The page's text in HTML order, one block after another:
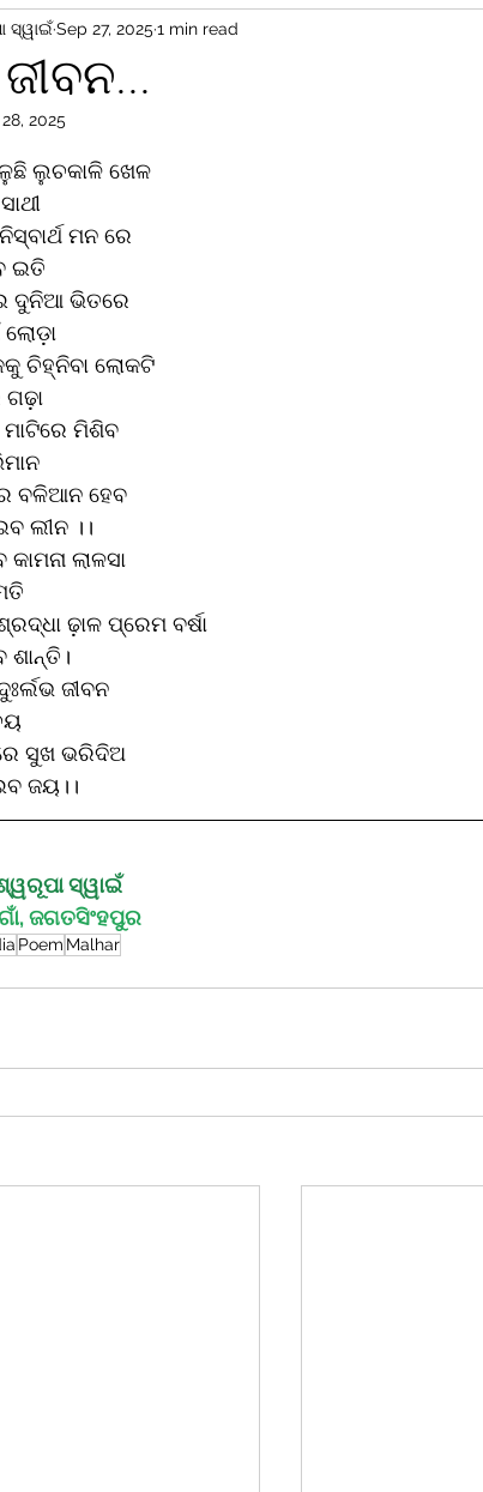
ସ୍ୱାଇଁSep 27, 2025 1 min read
2025
out of 5 stars.
ଲୁଚକାଳି ଖେଳ
ମନ ରେ
ଇତି
ଦୁନିଆ ଭିତରେ
ଚିହ୍ନିବା ଲୋକଟି
ମିଶିବ
ବଳିଆନ ହେବ
ଲୀନ ।।
କାମନା ଲାଳସା
ଢ଼ାଳ ପ୍ରେମ ବର୍ଷା
ଜୀବନ
ସୁଖ ଭରିଦିଅ
ଜୟ।।
ସ୍ୱାଇଁ
ଜଗତସିଂହପୁର
Poem Malhar